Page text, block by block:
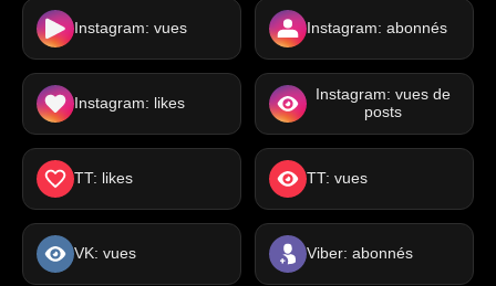
Instagram: vues Instagram: abonnés
Instagram: likes
Instagram: vues de
posts
TT: likes TT: vues
VK: vues Viber: abonnés